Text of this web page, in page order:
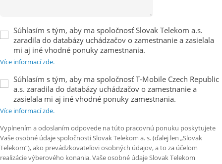
Súhlasím s tým, aby ma spoločnosť Slovak Telekom a.s.
zaradila do databázy uchádzačov o zamestnanie a zasielala
mi aj iné vhodné ponuky zamestnania.
Více informací zde.
Súhlasím s tým, aby ma spoločnosť T-Mobile Czech Republic
a.s. zaradila do databázy uchádzačov o zamestnanie a
zasielala mi aj iné vhodné ponuky zamestnania.
Více informací zde.
Vyplnením a odoslaním odpovede na túto pracovnú ponuku poskytujete
Vaše osobné údaje spoločnosti Slovak Telekom a. s. (ďalej len „Slovak
Telekom“), ako prevádzkovateľovi osobných údajov, a to za účelom
realizácie výberového konania. Vaše osobné údaje Slovak Telekom